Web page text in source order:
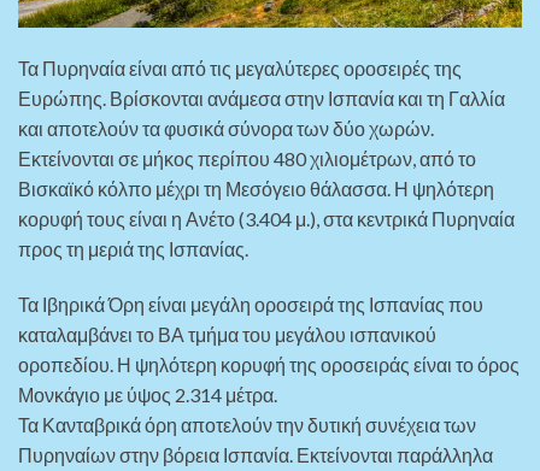
Τα Πυρηναία είναι από τις μεγαλύτερες οροσειρές της
Ευρώπης. Βρίσκονται ανάμεσα στην Ισπανία και τη Γαλλία
και αποτελούν τα φυσικά σύνορα των δύο χωρών.
Εκτείνονται σε μήκος περίπου 480 χιλιομέτρων, από το
Βισκαϊκό κόλπο μέχρι τη Μεσόγειο θάλασσα. Η ψηλότερη
κορυφή τους είναι η Ανέτο (3.404 μ.), στα κεντρικά Πυρηναία
προς τη μεριά της Ισπανίας.
Τα Ιβηρικά Όρη είναι μεγάλη οροσειρά της Ισπανίας που
καταλαμβάνει το ΒΑ τμήμα του μεγάλου ισπανικού
οροπεδίου. Η ψηλότερη κορυφή της οροσειράς είναι το όρος
Μονκάγιο με ύψος 2.314 μέτρα.
Τα Κανταβρικά όρη αποτελούν την δυτική συνέχεια των
Πυρηναίων στην βόρεια Ισπανία. Εκτείνονται παράλληλα